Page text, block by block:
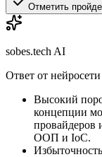
Отметить
sobes.tech AI
Ответ от нейросети
Высокий
концепции
провайдеров
ООП и IoC.